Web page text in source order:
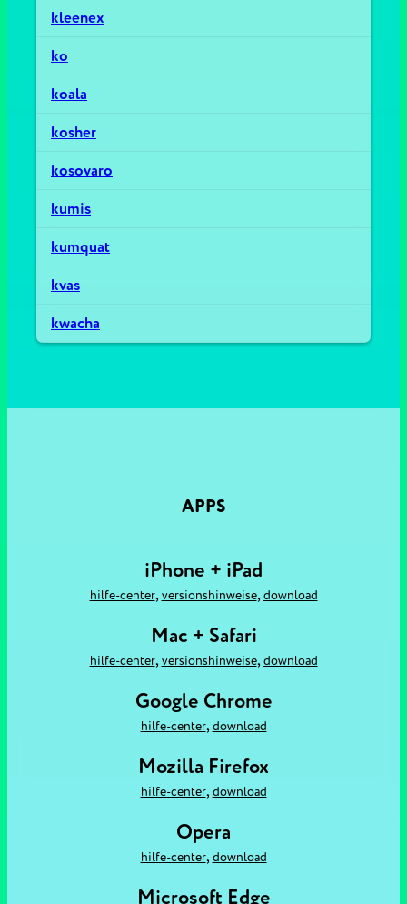
kleenex
ko
koala
kosher
kosovaro
kumis
kumquat
kvas
kwacha
APPS
iPhone + iPad
hilfe-center, versionshinweise, download
Mac + Safari
hilfe-center, versionshinweise, download
Google Chrome
hilfe-center, download
Mozilla Firefox
hilfe-center, download
Opera
hilfe-center, download
Microsoft Edge